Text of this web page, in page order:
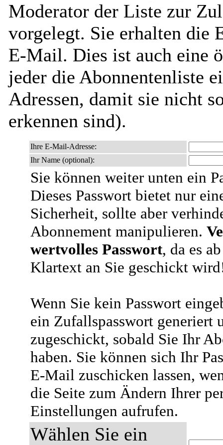
Moderator der Liste zur
vorgelegt. Sie erhalten die
E-Mail. Dies ist auch eine
jeder die Abonnentenliste
Adressen, damit sie nicht
erkennen sind).
Ihre E-Mail-Adresse:
Ihr Name (optional):
Sie können weiter unten ein
Dieses Passwort bietet nur
Sicherheit, sollte aber
Abonnement manipulieren.
wertvolles Passwort, da es
Klartext an Sie geschickt
Wenn Sie kein Passwort
ein Zufallspasswort generiert
zugeschickt, sobald Sie Ihr
haben. Sie können sich Ihr
E-Mail zuschicken lassen,
die Seite zum Ändern Ihrer
Einstellungen aufrufen.
Wählen Sie ein